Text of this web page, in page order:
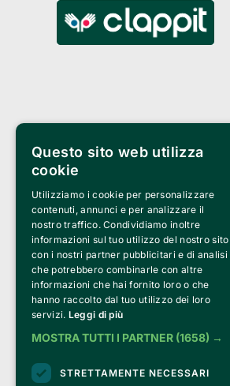
Questo sito web utilizza
cookie
Utilizziamo i cookie per personalizzare
contenuti, annunci e per analizzare il
nostro traffico. Condividiamo inoltre
informazioni sul tuo utilizzo del nostro sito
con i nostri partner pubblicitari e di analisi
che potrebbero combinarle con altre
informazioni che hai fornito loro o che
hanno raccolto dal tuo utilizzo dei loro
servizi. Leggi di più
MOSTRA TUTTI I PARTNER (1658) →
STRETTAMENTE NECESSARI